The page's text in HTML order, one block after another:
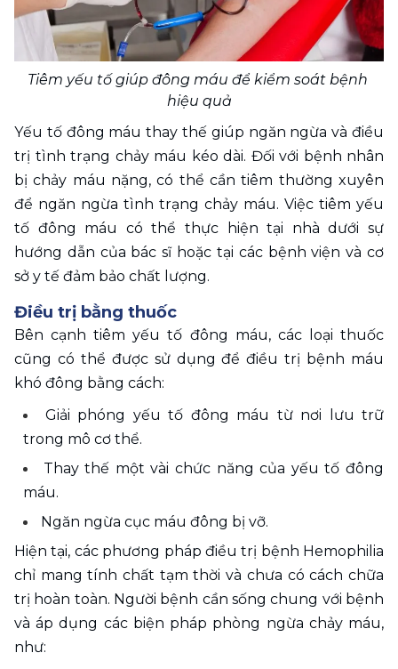
Tiêm yếu tố giúp đông máu để kiểm soát bệnh
hiệu quả
Yếu tố đông máu thay thế giúp ngăn ngừa và điều
trị tình trạng chảy máu kéo dài. Đối với bệnh nhân
bị chảy máu nặng, có thể cần tiêm thường xuyên
để ngăn ngừa tình trạng chảy máu. Việc tiêm yếu
tố đông máu có thể thực hiện tại nhà dưới sự
hướng dẫn của bác sĩ hoặc tại các bệnh viện và cơ
sở y tế đảm bảo chất lượng.
Điều trị bằng thuốc
Bên cạnh tiêm yếu tố đông máu, các loại thuốc
cũng có thể được sử dụng để điều trị bệnh máu
khó đông bằng cách:
Giải phóng yếu tố đông máu từ nơi lưu trữ
trong mô cơ thể.
Thay thế một vài chức năng của yếu tố đông
máu.
Ngăn ngừa cục máu đông bị vỡ.
Hiện tại, các phương pháp điều trị bệnh Hemophilia
chỉ mang tính chất tạm thời và chưa có cách chữa
trị hoàn toàn. Người bệnh cần sống chung với bệnh
và áp dụng các biện pháp phòng ngừa chảy máu,
như: